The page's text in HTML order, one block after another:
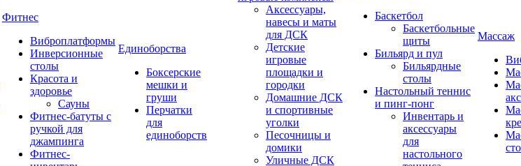
Фитнес
Виброплатформы
Инверсионные
столы
Красота и
здоровье
Сауны
Фитнес-батуты с
ручкой для
джампинга
Фитнес-
Единоборства
Боксерские
мешки и
груши
Перчатки
для
единоборств
Аксессуары,
навесы и маты
для ДСК
Детские
игровые
площадки и
городки
Домашние ДСК
и спортивные
уголки
Песочницы и
домики
Уличные ДСК
Баскетбол
Баскетбольные
щиты
Бильярд и пул
Бильярдные
столы
Настольный теннис
и пинг-понг
Инвентарь и
аксессуары
для
настольного
Массаж